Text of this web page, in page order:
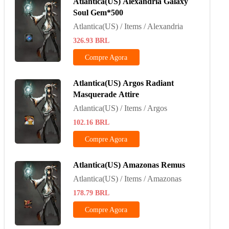
Soul Gem*500
Atlantica(US) / Items / Alexandria
326.93 BRL
Compre Agora
Atlantica(US) Argos Radiant
Masquerade Attire
Atlantica(US) / Items / Argos
102.16 BRL
Compre Agora
Atlantica(US) Amazonas Remus
Atlantica(US) / Items / Amazonas
178.79 BRL
Compre Agora